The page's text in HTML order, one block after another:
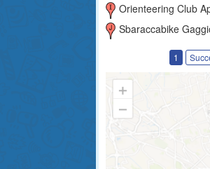
Orienteering Club
Sbaraccabike
1